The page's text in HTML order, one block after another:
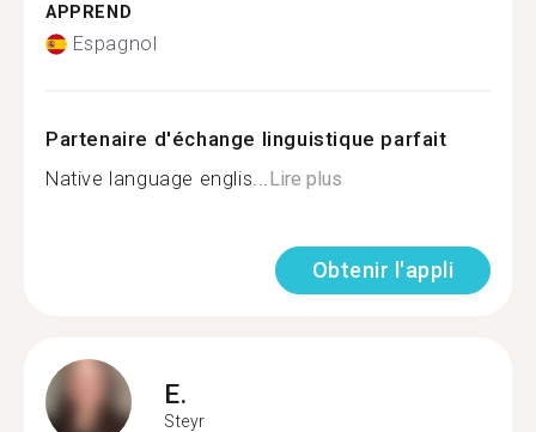
APPREND
Espagnol
Partenaire d'échange linguistique parfait
Native language englis...Lire plus
Obtenir l'appli
E.
Steyr